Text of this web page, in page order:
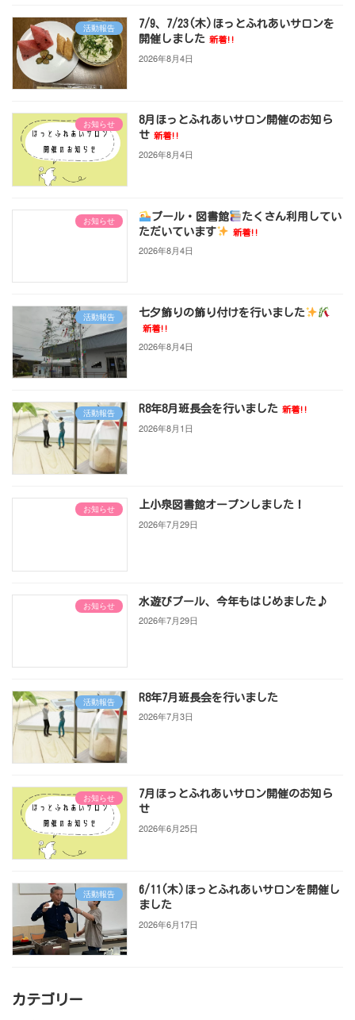
活動報告
7/9、7/23(木)ほっとふれあいサロンを
開催しました 新着!!
2026年8月4日
お知らせ
8月ほっとふれあいサロン開催のお知ら
せ 新着!!
2026年8月4日
お知らせ プール・図書館
たくさん利用してい
ただいています
新着!!
2026年8月4日
活動報告 七夕飾りの飾り付けを行いました
新着!!
2026年8月4日
活動報告 R8年8月班長会を行いました 新着!!
2026年8月1日
お知らせ 上小泉図書館オープンしました！
2026年7月29日
お知らせ 水遊びプール、今年もはじめました♪
2026年7月29日
活動報告 R8年7月班長会を行いました
2026年7月3日
お知らせ
7月ほっとふれあいサロン開催のお知ら
せ
2026年6月25日
活動報告
6/11(木)ほっとふれあいサロンを開催し
ました
2026年6月17日
カテゴリー